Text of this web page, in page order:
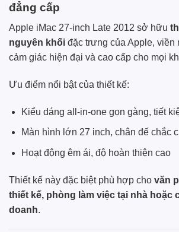
đẳng cấp
Apple iMac 27-inch Late 2012 sở hữu
nguyên khối đặc trưng của Apple, viền
cảm giác hiện đại và cao cấp cho mọi
Ưu điểm nổi bật của thiết kế:
Kiểu dáng all-in-one gọn gàng, tiết
Màn hình lớn 27 inch, chân đế chắc
Hoạt động êm ái, độ hoàn thiện cao
Thiết kế này đặc biệt phù hợp cho văn
thiết kế, phòng làm việc tại nhà hoặc
doanh.